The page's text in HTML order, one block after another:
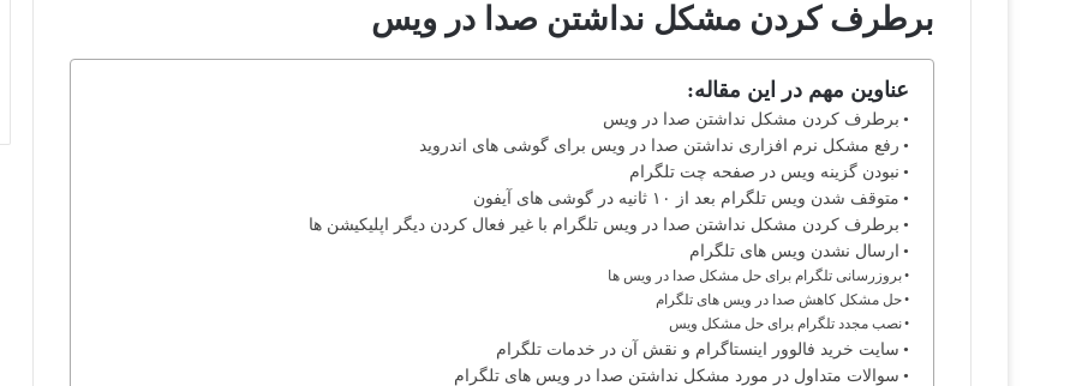
برطرف کردن مشکل نداشتن صدا در ویس
عناوین مهم در این مقاله:
برطرف کردن مشکل نداشتن صدا در ویس
رفع مشکل نرم افزاری نداشتن صدا در ویس برای گوشی های اندروید
نبودن گزینه ویس در صفحه چت تلگرام
متوقف شدن ویس تلگرام بعد از ۱۰ ثانیه در گوشی های آیفون
برطرف کردن مشکل نداشتن صدا در ویس تلگرام با غیر فعال کردن دیگر اپلیکیشن ها
ارسال نشدن ویس های تلگرام
بروزرسانی تلگرام برای حل مشکل صدا در ویس ها
حل مشکل کاهش صدا در ویس های تلگرام
نصب مجدد تلگرام برای حل مشکل ویس
سایت خرید فالوور اینستاگرام و نقش آن در خدمات تلگرام
سوالات متداول در مورد مشکل نداشتن صدا در ویس های تلگرام